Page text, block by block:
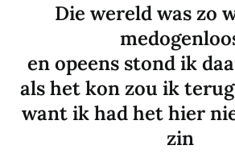
Die wereld was zo
en opeens stond ik
als het kon zou ik
want ik had het hier
zin